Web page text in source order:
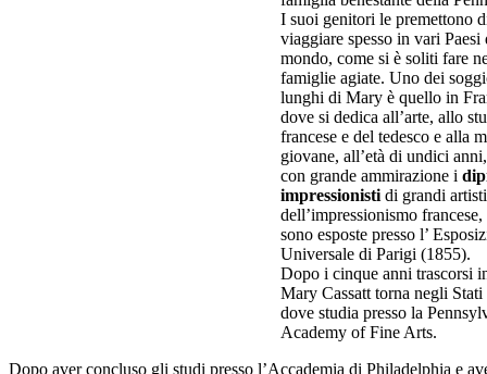
I suoi genitori le premettono
viaggiare spesso in vari Paesi
mondo, come si è soliti fare
famiglie agiate. Uno dei
lunghi di Mary è quello in
dove si dedica all’arte, allo
francese e del tedesco e alla
giovane, all’età di undici
con grande ammirazione i
impressionisti di grandi artisti
dell’impressionismo
sono esposte presso l’
Universale di Parigi (1855).
Dopo i cinque anni trascorsi
Mary Cassatt torna negli
dove studia presso la
Academy of Fine Arts.
Dopo aver concluso gli studi presso l’Accademia di Philadelphia e